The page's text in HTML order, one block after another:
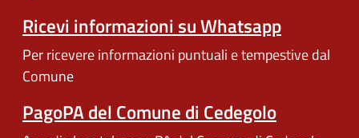
Ricevi informazioni su Whatsapp
Per ricevere informazioni puntuali e tempestive dal
Comune
PagoPA del Comune di Cedegolo